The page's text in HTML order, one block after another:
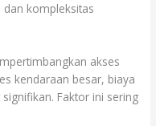
kompleksitas
akses
kendaraan besar, biaya
Faktor ini sering